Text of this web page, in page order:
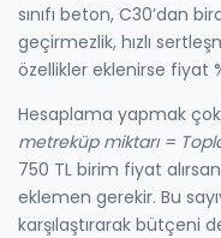
sınıfı beton, C30’dan
geçirmezlik, hızlı
özellikler eklenirse fiyat
Hesaplama yapmak
metreküp miktarı =
750 TL birim fiyat
eklemen gerekir. Bu
karşılaştırarak bütçeni